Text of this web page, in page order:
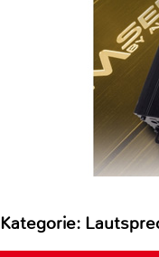
Kategorie: